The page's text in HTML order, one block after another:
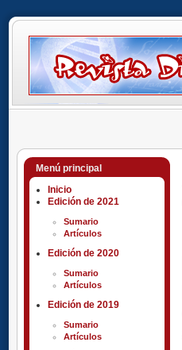
Menú principal
Inicio
Edición de 2021
Sumario
Artículos
Edición de 2020
Sumario
Artículos
Edición de 2019
Sumario
Artículos